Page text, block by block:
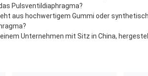
Pulsventildiaphragma?
aus hochwertigem Gummi oder
einem Unternehmen mit Sitz in China,